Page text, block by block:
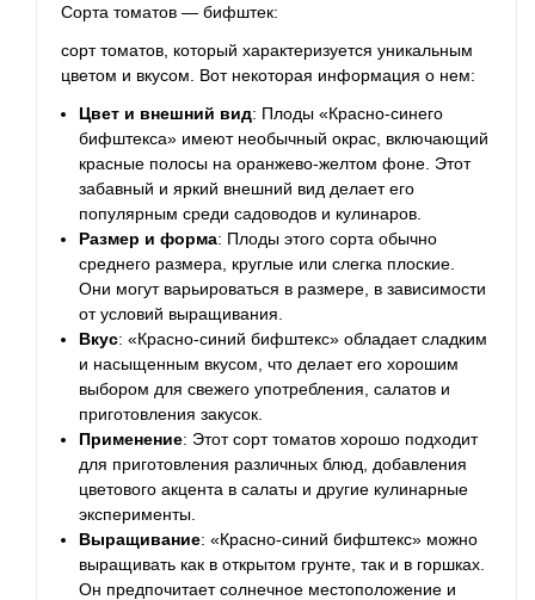
Сорта томатов — бифштек:
сорт томатов, который характеризуется уникальным
цветом и вкусом. Вот некоторая информация о нем:
Цвет и внешний вид: Плоды «Красно-синего
бифштекса» имеют необычный окрас, включающий
красные полосы на оранжево-желтом фоне. Этот
забавный и яркий внешний вид делает его
популярным среди садоводов и кулинаров.
Размер и форма: Плоды этого сорта обычно
среднего размера, круглые или слегка плоские.
Они могут варьироваться в размере, в зависимости
от условий выращивания.
Вкус: «Красно-синий бифштекс» обладает сладким
и насыщенным вкусом, что делает его хорошим
выбором для свежего употребления, салатов и
приготовления закусок.
Применение: Этот сорт томатов хорошо подходит
для приготовления различных блюд, добавления
цветового акцента в салаты и другие кулинарные
эксперименты.
Выращивание: «Красно-синий бифштекс» можно
выращивать как в открытом грунте, так и в горшках.
Он предпочитает солнечное местоположение и